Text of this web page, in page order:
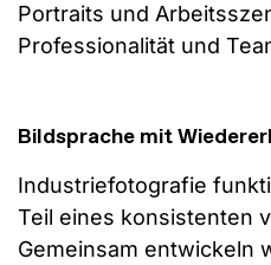
Portraits und
Professionalität und
Bildsprache mit
Industriefotografie
Teil eines konsistenten
Gemeinsam entwickeln